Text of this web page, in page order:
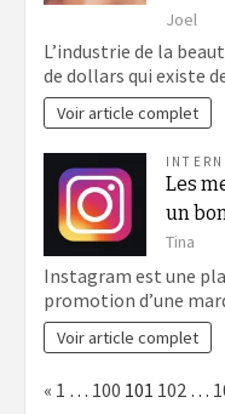
Joel
L’industrie de la
de dollars qui existe
Voir article complet
Les
un
Tina
Instagram est une
promotion d’une
Voir article complet
Page:
Previous
« 1 … 100 101 102 …